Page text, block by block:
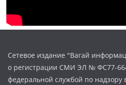
Сетевое издание "Вагай
о регистрации СМИ ЭЛ № ФС77-
федеральной службой по надзору